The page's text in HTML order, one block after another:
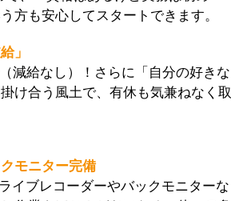
方も安心してスタートできます。
」
減給なし）！さらに「自分の好きな
け合う風土で、有休も気兼ねなく取
モニター完備
イブレコーダーやバックモニターな